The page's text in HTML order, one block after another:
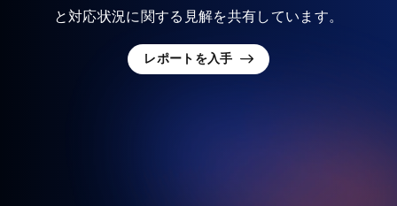
と対応状況に関する見解を共有しています。
レポートを入手